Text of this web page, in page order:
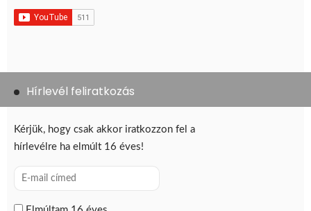
Hírlevél feliratkozás